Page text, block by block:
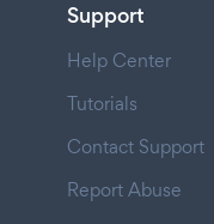
Support
Help Center
Tutorials
Contact Support
Report Abuse